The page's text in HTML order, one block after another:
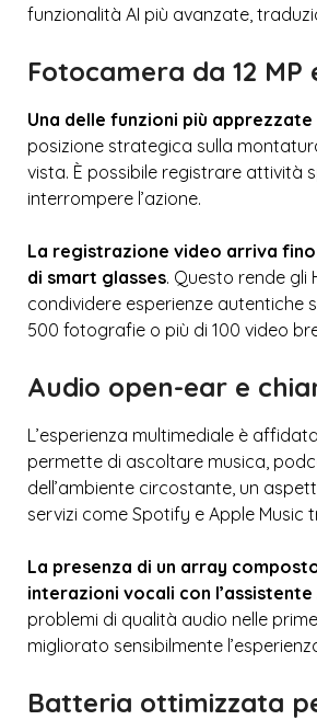
funzionalità AI più avanzate,
Fotocamera da 12
Una delle funzioni più
posizione strategica sulla
vista. È possibile registrare attività
interrompere l’azione.
La registrazione video arriva
di smart glasses. Questo rende
condividere esperienze autentiche
500 fotografie o più di 100 video
Audio open-ear e
L’esperienza multimediale è
permette di ascoltare musica,
dell’ambiente circostante, un
servizi come Spotify e Apple
La presenza di un array
interazioni vocali con l’assistente
problemi di qualità audio nelle
migliorato sensibilmente
Batteria ottimizzata